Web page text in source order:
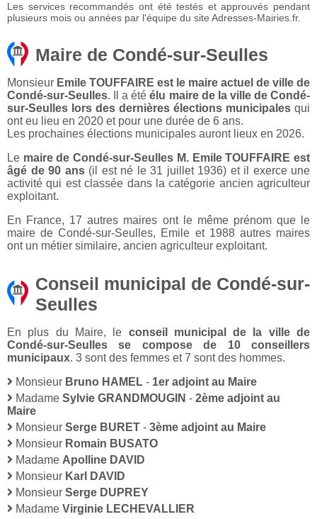
Les services recommandés ont été testés et approuvés pendant
plusieurs mois ou années par l'équipe du site Adresses-Mairies.fr.
Maire de Condé-sur-Seulles
Monsieur Emile TOUFFAIRE est le maire actuel de ville de
Condé-sur-Seulles. Il a étéélu maire de la ville de Condé-
sur-Seulles lors des dernières élections municipales qui
ont eu lieu en 2020 et pour une durée de 6 ans.
Les prochaines élections municipales auront lieux en 2026.
Le maire de Condé-sur-Seulles M. Emile TOUFFAIRE est
âgé de 90 ans(il est né le 31 juillet 1936) et il exerce une
activité qui est classée dans la catégorie ancien agriculteur
exploitant.
En France, 17 autres maires ont le même prénom que le
maire de Condé-sur-Seulles, Emile et 1988 autres maires
ont un métier similaire, ancien agriculteur exploitant.
Conseil municipal de Condé-sur-
Seulles
En plus du Maire, le conseil municipal de la ville de
Condé-sur-Seulles se compose de 10 conseillers
municipaux. 3 sont des femmes et 7 sont des hommes.
Monsieur Bruno HAMEL - 1er adjoint au Maire
Madame Sylvie GRANDMOUGIN - 2ème adjoint au
Maire
Monsieur Serge BURET - 3ème adjoint au Maire
Monsieur Romain BUSATO
Madame Apolline DAVID
Monsieur Karl DAVID
Monsieur Serge DUPREY
Madame Virginie LECHEVALLIER